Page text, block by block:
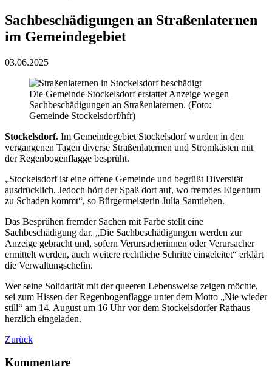
Sachbeschädigungen an Straßenlaternen
im Gemeindegebiet
03.06.2025
Die Gemeinde Stockelsdorf erstattet Anzeige wegen
Sachbeschädigungen an Straßenlaternen. (Foto:
Gemeinde Stockelsdorf/hfr)
Stockelsdorf. Im Gemeindegebiet Stockelsdorf wurden in den
vergangenen Tagen diverse Straßenlaternen und Stromkästen mit
der Regenbogenflagge besprüht.
„Stockelsdorf ist eine offene Gemeinde und begrüßt Diversität
ausdrücklich. Jedoch hört der Spaß dort auf, wo fremdes Eigentum
zu Schaden kommt“, so Bürgermeisterin Julia Samtleben.
Das Besprühen fremder Sachen mit Farbe stellt eine
Sachbeschädigung dar. „Die Sachbeschädigungen werden zur
Anzeige gebracht und, sofern Verursacherinnen oder Verursacher
ermittelt werden, auch weitere rechtliche Schritte eingeleitet“ erklärt
die Verwaltungschefin.
Wer seine Solidarität mit der queeren Lebensweise zeigen möchte,
sei zum Hissen der Regenbogenflagge unter dem Motto „Nie wieder
still“ am 14. August um 16 Uhr vor dem Stockelsdorfer Rathaus
herzlich eingeladen.
Zurück
Kommentare